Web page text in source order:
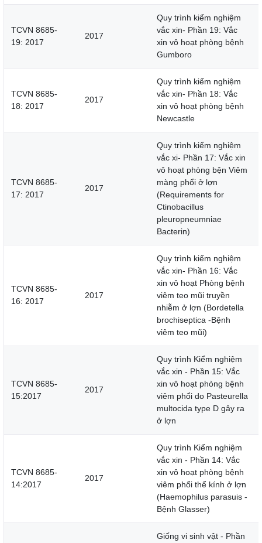
TCVN 8685-
19: 2017
2017
Quy trình kiểm nghiệm
vắc xin- Phần 19: Vắc
xin vô hoạt phòng bệnh
Gumboro
TCVN 8685-
18: 2017
2017
Quy trình kiểm nghiệm
vắc xin- Phần 18: Vắc
xin vô hoạt phòng bệnh
Newcastle
TCVN 8685-
17: 2017
2017
Quy trình kiểm nghiệm
vắc xi- Phần 17: Vắc xin
vô hoạt phòng bện Viêm
màng phổi ở lợn
(Requirements for
Ctinobacillus
pleuropneumniae
Bacterin)
TCVN 8685-
16: 2017
2017
Quy trình kiểm nghiệm
vắc xin- Phần 16: Vắc
xin vô hoạt Phòng bệnh
viêm teo mũi truyền
nhiễm ở lợn (Bordetella
brochiseptica -Bệnh
viêm teo mũi)
TCVN 8685-
15:2017
2017
Quy trình Kiểm nghiệm
vắc xin - Phần 15: Vắc
xin vô hoạt phòng bệnh
viêm phổi do Pasteurella
multocida type D gây ra
ở lợn
TCVN 8685-
14:2017
2017
Quy trình Kiểm nghiệm
vắc xin - Phần 14: Vắc
xin vô hoạt phòng bệnh
viêm phổi thể kính ở lợn
(Haemophilus parasuis -
Bệnh Glasser)
Giống vi sinh vật - Phần